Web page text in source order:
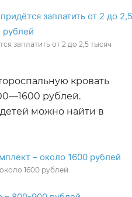
заплатить от 2 до 2,5 тысяч
кровать
рублей.
можно найти в
1600 рублей